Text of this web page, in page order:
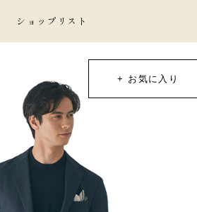
ショップリスト